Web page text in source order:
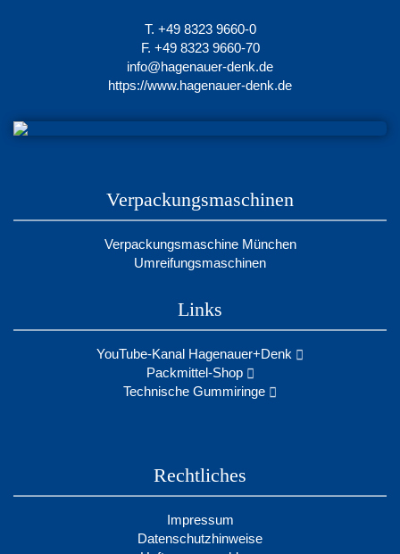
T. +49 8323 9660-0
F. +49 8323 9660-70
info@hagenauer-denk.de
https://www.hagenauer-denk.de
Verpackungsmaschinen
Verpackungsmaschine München
Umreifungsmaschinen
Links
YouTube-Kanal Hagenauer+Denk
Packmittel-Shop
Technische Gummiringe
Rechtliches
Impressum
Datenschutzhinweise